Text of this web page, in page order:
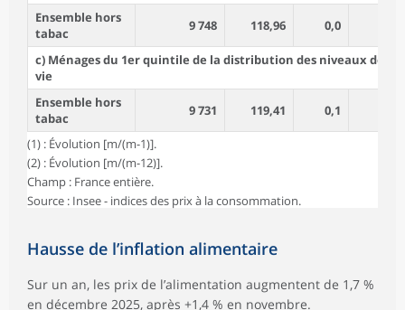
Ensemble hors
tabac
9 748 118,96 0,0
c) Ménages du 1er quintile de la distribution des niveaux de
vie
Ensemble hors
tabac
9 731 119,41 0,1
(1) : Évolution [m/(m-1)].
(2) : Évolution [m/(m-12)].
Champ : France entière.
Source : Insee - indices des prix à la consommation.
Hausse de l’inflation alimentaire
Sur un an, les prix de l’alimentation augmentent de 1,7 %
en décembre 2025, après +1,4 % en novembre.